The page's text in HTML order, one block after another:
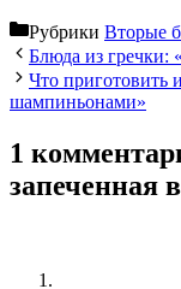
Рубрики Вторые
Блюда из гречки:
Что приготовить
шампиньонами»
1
запеченная